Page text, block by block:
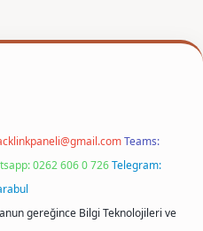
Teams:
0262 606 0 726Telegram:
gereğince Bilgi Teknolojileri ve